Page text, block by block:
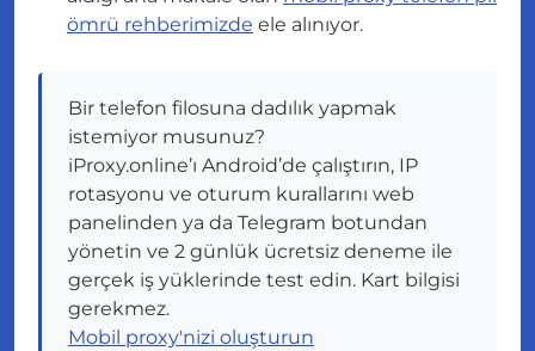
ömrü rehberimizde ele alınıyor.
Bir telefon filosuna dadılık yapmak
istemiyor musunuz?
iProxy.online’ı Android’de çalıştırın, IP
rotasyonu ve oturum kurallarını web
panelinden ya da Telegram botundan
yönetin ve 2 günlük ücretsiz deneme ile
gerçek iş yüklerinde test edin. Kart bilgisi
gerekmez.
Mobil proxy'nizi oluşturun